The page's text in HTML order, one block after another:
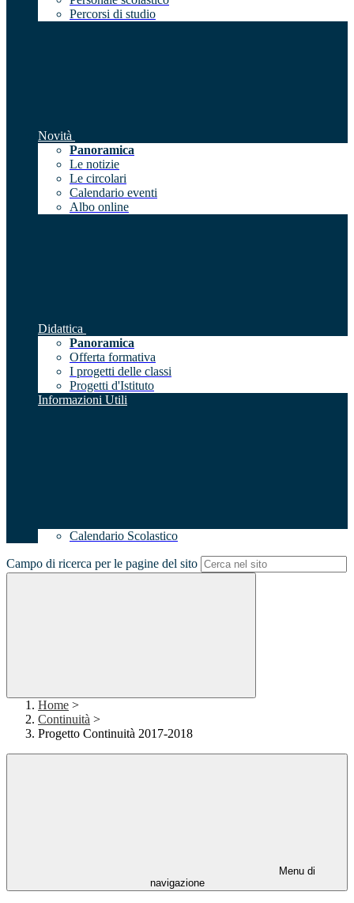
Percorsi di studio
Novità
Panoramica
Le notizie
Le circolari
Calendario eventi
Albo online
Didattica
Panoramica
Offerta formativa
I progetti delle classi
Progetti d'Istituto
Informazioni Utili
Calendario Scolastico
Campo di ricerca per le pagine del sito
Home >
Continuità >
Progetto Continuità 2017-2018
Menu di
navigazione